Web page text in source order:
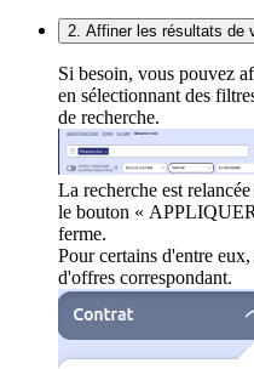
2. Affiner les résultats de
Si besoin, vous pouvez
en sélectionnant des
de recherche.
La recherche est
le bouton «
ferme.
Pour certains d'entre
d'offres correspondant.